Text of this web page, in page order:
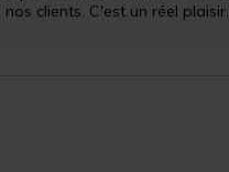
clients. C'est un réel plaisir.